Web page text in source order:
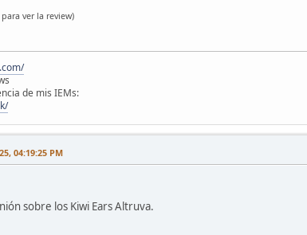
ver la review)
de mis IEMs:
04:19:25 PM
sobre los Kiwi Ears Altruva.